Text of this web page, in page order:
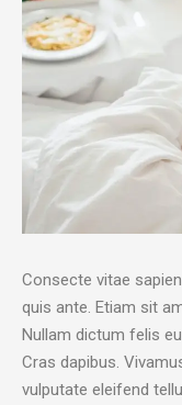
Consecte vitae
quis ante. Etiam sit
Nullam dictum felis
Cras dapibus.
vulputate eleifend